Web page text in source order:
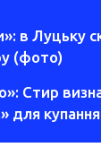
в Луцьку
(фото)
Стир
для купання